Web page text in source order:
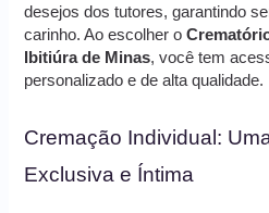
desejos dos tutores, garantindo
carinho. Ao escolher o
Ibitiúra de Minas, você tem
personalizado e de alta qualidade.
Cremação Individual:
Exclusiva e Íntima